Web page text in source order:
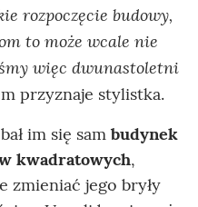
rozpoczęcie budowy,
to może wcale nie
więc dwunastoletni
przyznaje stylistka.
im się sam budynek
kwadratowych,
zmieniać jego bryły